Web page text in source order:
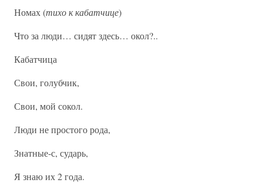
Номах (тихо к кабатчице)
Что за люди… сидят здесь… окол?..
Кабатчица
Свои, голубчик,
Свои, мой сокол.
Люди не простого рода,
Знатные-с, сударь,
Я знаю их 2 года.